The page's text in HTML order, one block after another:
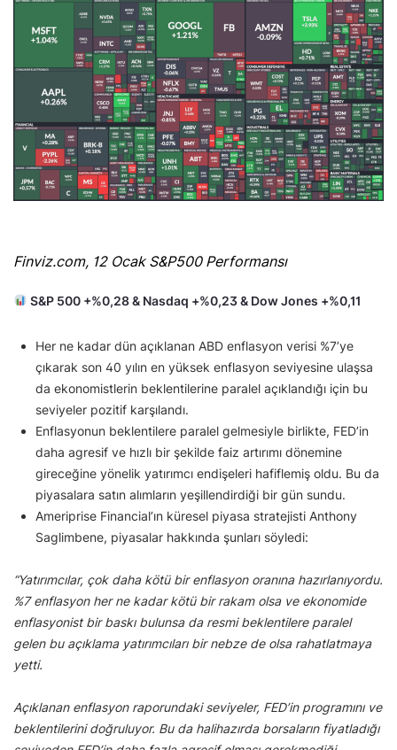
Finviz.com, 12 Ocak S&P500 Performansı
S&P 500 +%0,28 & Nasdaq +%0,23 & Dow Jones +%0,11
Her ne kadar dün açıklanan ABD enflasyon verisi %7’ye
çıkarak son 40 yılın en yüksek enflasyon seviyesine ulaşsa
da ekonomistlerin beklentilerine paralel açıklandığı için bu
seviyeler pozitif karşılandı.
Enflasyonun beklentilere paralel gelmesiyle birlikte, FED’in
daha agresif ve hızlı bir şekilde faiz artırımı dönemine
gireceğine yönelik yatırımcı endişeleri hafiflemiş oldu. Bu da
piyasalara satın alımların yeşillendirdiği bir gün sundu.
Ameriprise Financial’ın küresel piyasa stratejisti Anthony
Saglimbene, piyasalar hakkında şunları söyledi:
“Yatırımcılar, çok daha kötü bir enflasyon oranına hazırlanıyordu.
%7 enflasyon her ne kadar kötü bir rakam olsa ve ekonomide
enflasyonist bir baskı bulunsa da resmi beklentilere paralel
gelen bu açıklama yatırımcıları bir nebze de olsa rahatlatmaya
yetti.
Açıklanan enflasyon raporundaki seviyeler, FED’in programını ve
beklentilerini doğruluyor. Bu da halihazırda borsaların fiyatladığı